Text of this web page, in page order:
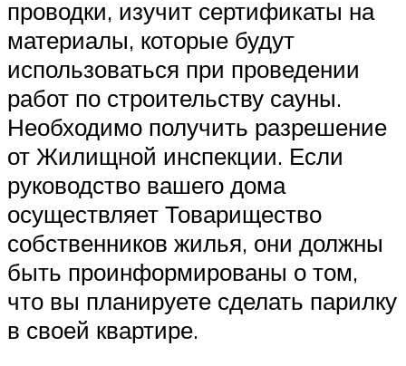
проводки, изучит сертификаты на
материалы, которые будут
использоваться при проведении
работ по строительству сауны.
Необходимо получить разрешение
от Жилищной инспекции. Если
руководство вашего дома
осуществляет Товарищество
собственников жилья, они должны
быть проинформированы о том,
что вы планируете сделать парилку
в своей квартире.